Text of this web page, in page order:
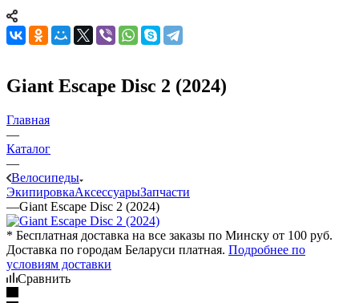
Giant Escape Disc 2 (2024)
Главная
—
Каталог
—
Велосипеды
ЭкипировкаАксессуарыЗапчасти
—Giant Escape Disc 2 (2024)
* Бесплатная доставка на все заказы по Минску от 100 руб.
Доставка по городам Беларуси платная. Подробнее по
условиям доставки
Сравнить